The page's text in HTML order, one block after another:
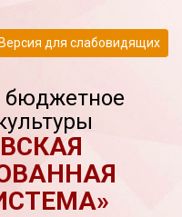
для слабовидящих
бюджетное